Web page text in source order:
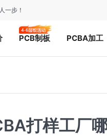
一步！
PCB制板 PCBA加工
打样工厂